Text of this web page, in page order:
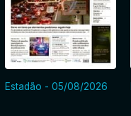
Estadão - 05/08/2026